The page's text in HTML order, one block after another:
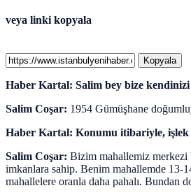
veya linki kopyala
Kopyala
Haber Kartal: Salim bey bize kendinizi
Salim Coşar: 1954 Gümüşhane
Haber Kartal: Konumu itibariyle, işlek
Salim Coşar: Bizim mahallemiz merkezi
imkanlara sahip. Benim mahallemde 13-
mahallelere oranla daha pahalı. Bundan